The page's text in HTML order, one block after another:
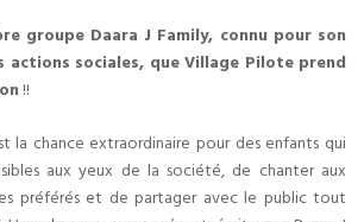
groupe Daara J Family, connu pour son
actions sociales, que Village Pilote prend
!!
la chance extraordinaire pour des enfants qui
aux yeux de la société, de chanter aux
préférés et de partager avec le public tout